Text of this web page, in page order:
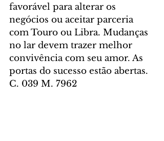
favorável para alterar os
negócios ou aceitar parceria
com Touro ou Libra. Mudanças
no lar devem trazer melhor
convivência com seu amor. As
portas do sucesso estão abertas.
C. 039 M. 7962